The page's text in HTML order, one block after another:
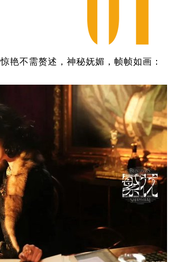
不需赘述，神秘妩媚，帧帧如画：